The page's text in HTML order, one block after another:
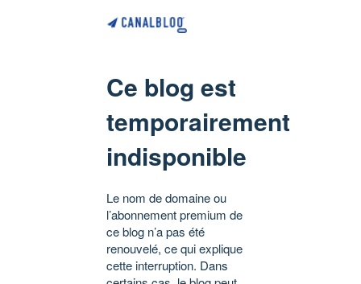
Ce blog est
temporairement
indisponible
Le nom de domaine ou
l’abonnement premium de
ce blog n’a pas été
renouvelé, ce qui explique
cette interruption. Dans